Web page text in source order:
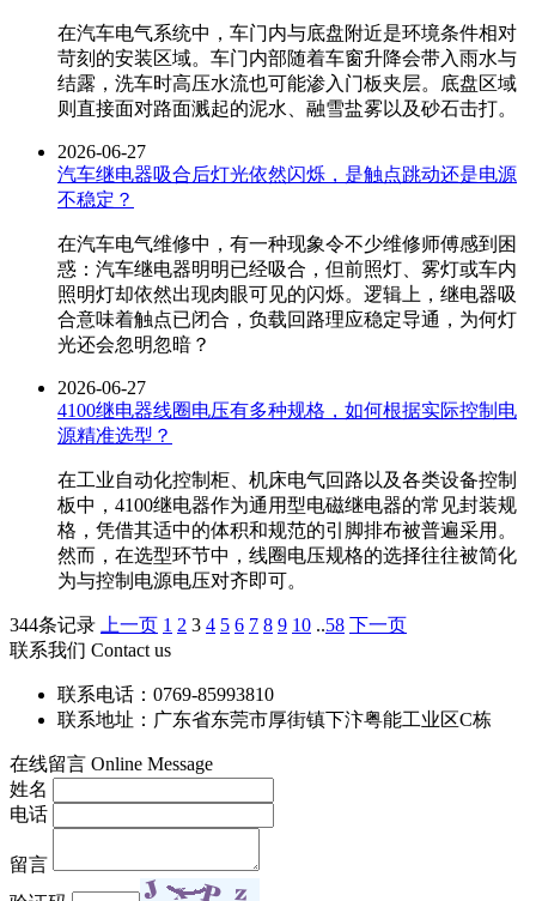
在汽车电气系统中，车门内与底盘附近是环境条件相对
苛刻的安装区域。车门内部随着车窗升降会带入雨水与
结露，洗车时高压水流也可能渗入门板夹层。底盘区域
则直接面对路面溅起的泥水、融雪盐雾以及砂石击打。
2026-06-27
汽车继电器吸合后灯光依然闪烁，是触点跳动还是电源
不稳定？
在汽车电气维修中，有一种现象令不少维修师傅感到困
惑：汽车继电器明明已经吸合，但前照灯、雾灯或车内
照明灯却依然出现肉眼可见的闪烁。逻辑上，继电器吸
合意味着触点已闭合，负载回路理应稳定导通，为何灯
光还会忽明忽暗？
2026-06-27
4100继电器线圈电压有多种规格，如何根据实际控制电
源精准选型？
在工业自动化控制柜、机床电气回路以及各类设备控制
板中，4100继电器作为通用型电磁继电器的常见封装规
格，凭借其适中的体积和规范的引脚排布被普遍采用。
然而，在选型环节中，线圈电压规格的选择往往被简化
为与控制电源电压对齐即可。
344条记录 上一页 1 2 3 4 5 6 7 8 9 10 ..58 下一页
联系我们 Contact us
联系电话：0769-85993810
联系地址：广东省东莞市厚街镇下汴粤能工业区C栋
在线留言 Online Message
姓名
电话
留言